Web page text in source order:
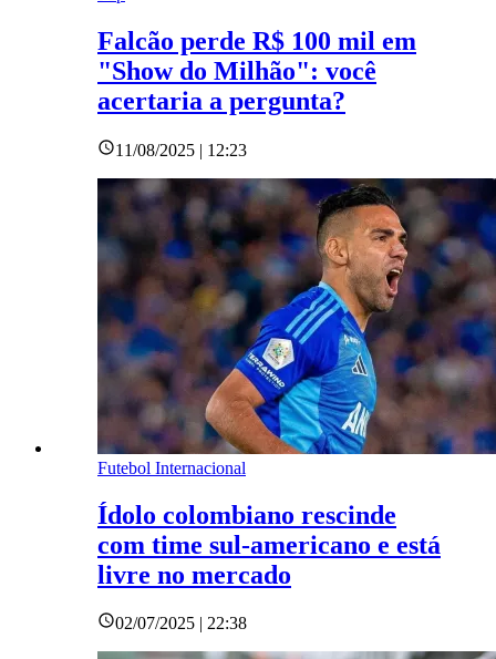
Falcão perde R$ 100 mil em
"Show do Milhão": você
acertaria a pergunta?
11/08/2025 | 12:23
Futebol Internacional
Ídolo colombiano rescinde
com time sul-americano e está
livre no mercado
02/07/2025 | 22:38